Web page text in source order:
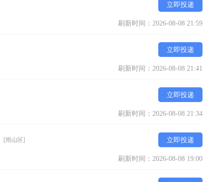
立即投递
刷新时间：2026-08-08 21:59
立即投递
刷新时间：2026-08-08 21:41
立即投递
刷新时间：2026-08-08 21:34
[雨山区] 立即投递
刷新时间：2026-08-08 19:00